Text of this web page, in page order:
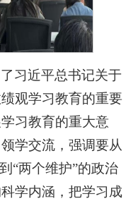
习近平总书记关于
观学习教育的重要
习教育的重大意
学交流，强调要从
“两个维护”的政治
学内涵，把学习成